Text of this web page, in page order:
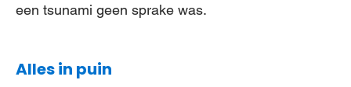
een tsunami geen sprake was.
Alles in puin